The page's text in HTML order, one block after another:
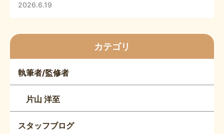
2026.6.19
カテゴリ
執筆者/監修者
片山 洋至
スタッフブログ